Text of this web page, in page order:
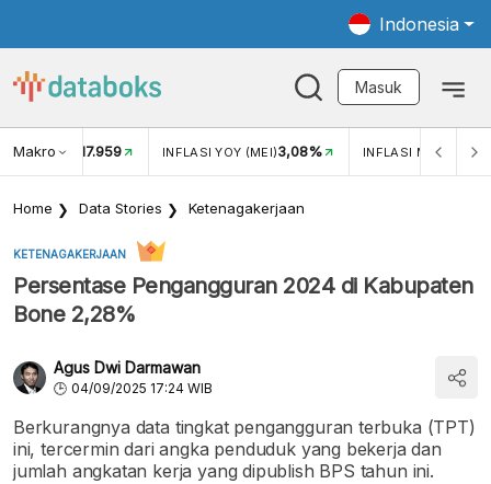
Indonesia
Masuk
Makro
USD/IDR 17.959 INFLASI YOY (MEI)3,08% INFLASI MOM (MEI)
Home Data Stories Ketenagakerjaan
KETENAGAKERJAAN
Persentase Pengangguran 2024 di Kabupaten
Bone 2,28%
Agus Dwi Darmawan
04/09/2025 17:24 WIB
Berkurangnya data tingkat pengangguran terbuka (TPT)
ini, tercermin dari angka penduduk yang bekerja dan
jumlah angkatan kerja yang dipublish BPS tahun ini.